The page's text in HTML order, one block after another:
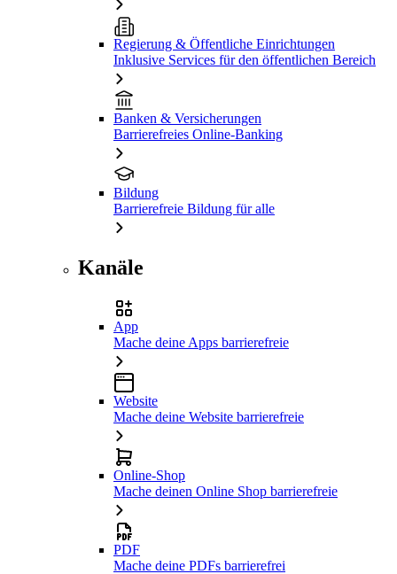
Regierung & Öffentliche Einrichtungen
Inklusive Services für den öffentlichen Bereich
Banken & Versicherungen
Barrierefreies Online-Banking
Bildung
Barrierefreie Bildung für alle
Kanäle
App
Mache deine Apps barrierefreie
Website
Mache deine Website barrierefreie
Online-Shop
Mache deinen Online Shop barrierefreie
PDF
Mache deine PDFs barrierefrei